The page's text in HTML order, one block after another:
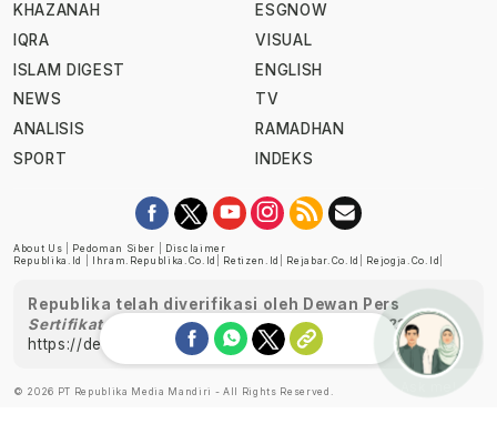
KHAZANAH
IQRA
ISLAM DIGEST
NEWS
ANALISIS
SPORT
ESGNOW
VISUAL
ENGLISH
TV
RAMADHAN
INDEKS
About Us Pedoman Siber
Disclaimer
Republika.id
Ihram.republika.co.id Retizen.id Rejabar.co.id Rejogja.co.id
Republika telah diverifikasi oleh Dewan Pers
Sertifikat Nomor 1058/DP-Verifikasi/K/XII/2022
https://dewanpers.or.id/data/perusahaanpers
© 2026 PT Republika Media Mandiri - All Rights Reserved.